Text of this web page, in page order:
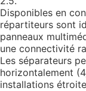
Disponibles en
répartiteurs sont
panneaux
une connectivité
Les séparateurs
horizontalement
installations